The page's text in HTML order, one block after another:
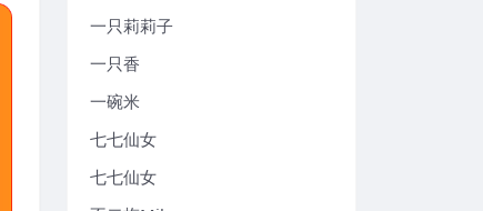
一只莉莉子
一只香
一碗米
七七仙女
七七仙女